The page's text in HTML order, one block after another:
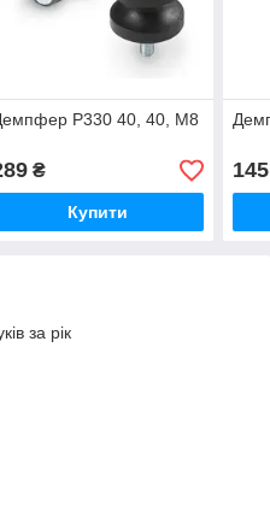
P330 40, 40, M8
₴
Купити
145
за рік